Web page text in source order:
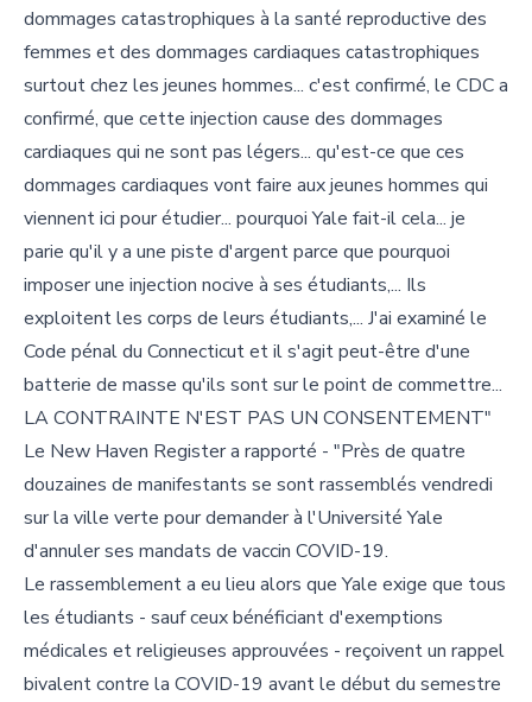
dommages catastrophiques à la santé reproductive des
femmes et des dommages cardiaques catastrophiques
surtout chez les jeunes hommes... c'est confirmé, le CDC a
confirmé, que cette injection cause des dommages
cardiaques qui ne sont pas légers... qu'est-ce que ces
dommages cardiaques vont faire aux jeunes hommes qui
viennent ici pour étudier... pourquoi Yale fait-il cela... je
parie qu'il y a une piste d'argent parce que pourquoi
imposer une injection nocive à ses étudiants,... Ils
exploitent les corps de leurs étudiants,... J'ai examiné le
Code pénal du Connecticut et il s'agit peut-être d'une
batterie de masse qu'ils sont sur le point de commettre...
LA CONTRAINTE N'EST PAS UN CONSENTEMENT"
Le New Haven Register a rapporté - "Près de quatre
douzaines de manifestants se sont rassemblés vendredi
sur la ville verte pour demander à l'Université Yale
d'annuler ses mandats de vaccin COVID-19.
Le rassemblement a eu lieu alors que Yale exige que tous
les étudiants - sauf ceux bénéficiant d'exemptions
médicales et religieuses approuvées - reçoivent un rappel
bivalent contre la COVID-19 avant le début du semestre